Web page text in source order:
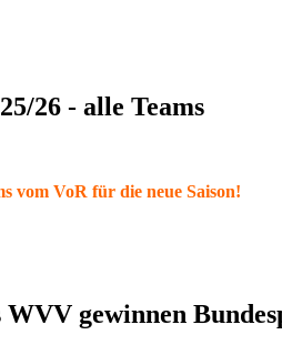
26 - alle Teams
vom VoR für die neue Saison!
WVV gewinnen